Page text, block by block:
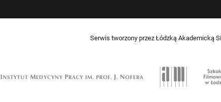
Serwis tworzony przez Łódzką Akademicką